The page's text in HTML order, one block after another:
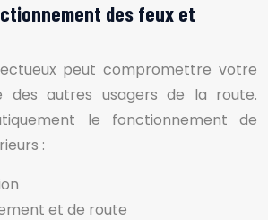
des feux et
peut compromettre votre
des autres usagers de la route.
le fonctionnement de
:
et de route